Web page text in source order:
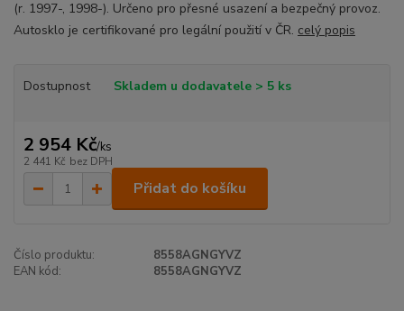
(r. 1997-, 1998-). Určeno pro přesné usazení a bezpečný provoz.
Autosklo je certifikované pro legální použití v ČR. celý popis
Dostupnost Skladem u dodavatele > 5 ks
2 954 Kč/ks
2 441 Kč bez DPH
Přidat do košíku
Číslo produktu:
8558AGNGYVZ
EAN kód:
8558AGNGYVZ